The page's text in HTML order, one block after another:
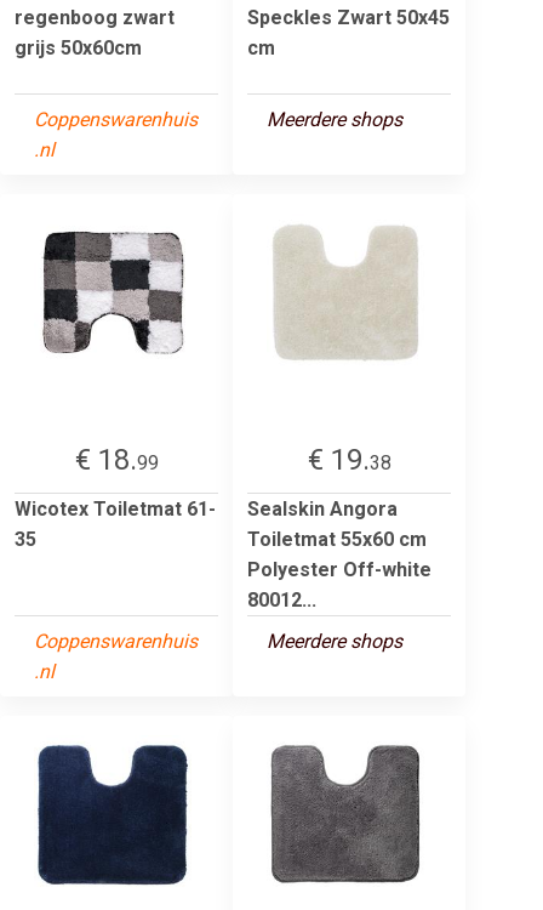
regenboog zwart
grijs 50x60cm
Coppenswarenhuis
.nl
Speckles Zwart 50x45
cm
Meerdere shops
€ 18.99
Wicotex Toiletmat 61-
35
Coppenswarenhuis
.nl
€ 19.38
Sealskin Angora
Toiletmat 55x60 cm
Polyester Off-white
80012...
Meerdere shops